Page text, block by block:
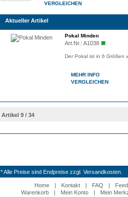
VERGLEICHEN
Aktueller Artikel
Pokal Minden
Art.Nr.: A1038
Der Pokal ist in 6 Größen
MEHR INFO
VERGLEICHEN
Artikel 9 / 34
* Alle Preise sind Endpreise zzgl. Versandkosten.
Home | Kontakt | FAQ |
Warenkorb
| Mein Konto | Mein